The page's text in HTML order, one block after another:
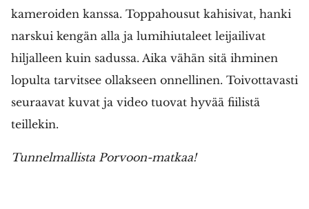
kameroiden kanssa. Toppahousut kahisivat, hanki
narskui kengän alla ja lumihiutaleet leijailivat
hiljalleen kuin sadussa. Aika vähän sitä ihminen
lopulta tarvitsee ollakseen onnellinen. Toivottavasti
seuraavat kuvat ja video tuovat hyvää fiilistä
teillekin.
Tunnelmallista Porvoon-matkaa!